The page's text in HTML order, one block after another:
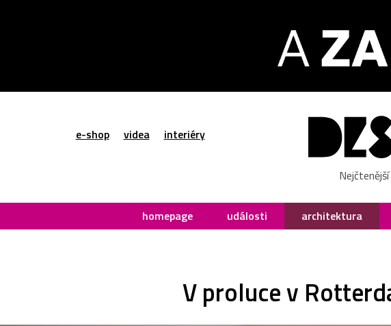
e-shop videa interiéry
homepage události architektura
V proluce v